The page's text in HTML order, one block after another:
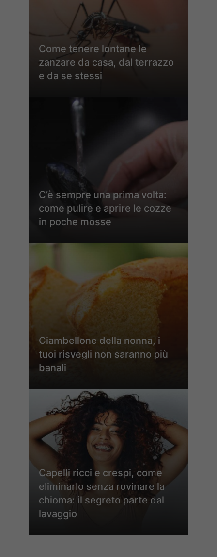
Come tenere lontane le
zanzare da casa, dal terrazzo
e da se stessi
C’è sempre una prima volta:
come pulire e aprire le cozze
in poche mosse
Ciambellone della nonna, i
tuoi risvegli non saranno più
banali
Capelli ricci e crespi, come
eliminarlo senza rovinare la
chioma: il segreto parte dal
lavaggio